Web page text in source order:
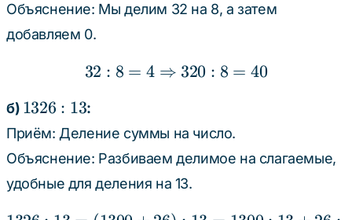
Объяснение: Мы делим 32 на 8, а затем
добавляем 0.
32 : 8 = 4 \Rightarrow
32 : 8 = 4 ⇒ 320 : 8 = 40
б) 1326
: 13
1326 : 13:
Приём: Деление суммы на число.
Объяснение: Разбиваем делимое на слагаемые,
удобные для деления на 13.